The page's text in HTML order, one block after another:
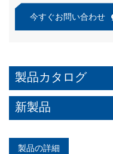
今すぐお問い合わせ
製品カタログ
新製品
製品の詳細